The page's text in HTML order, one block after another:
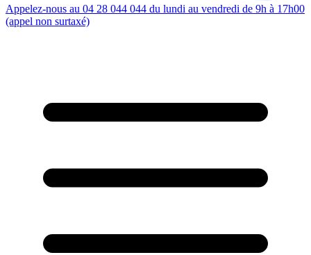
Appelez-nous au 04 28 044 044 du lundi au vendredi de 9h à 17h00
(appel non surtaxé)